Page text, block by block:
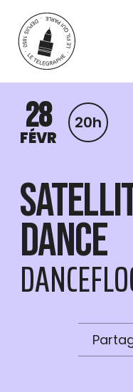
Aller au contenu
28
FÉVR
20h
Dance